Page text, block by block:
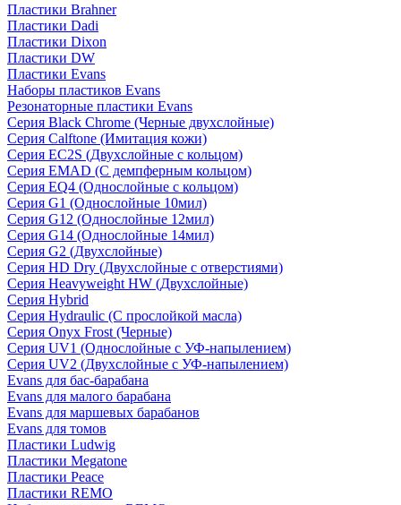
Пластики Brahner
Пластики Dadi
Пластики Dixon
Пластики DW
Пластики Evans
Наборы пластиков Evans
Резонаторные пластики Evans
Серия Black Chrome (Черные двухслойные)
Серия Calftone (Имитация кожи)
Серия EC2S (Двухслойные с кольцом)
Серия EMAD (С демпферным кольцом)
Серия EQ4 (Однослойные с кольцом)
Серия G1 (Однослойные 10мил)
Серия G12 (Однослойные 12мил)
Серия G14 (Однослойные 14мил)
Серия G2 (Двухслойные)
Серия HD Dry (Двухслойные с отверстиями)
Серия Heavyweight HW (Двухслойные)
Серия Hybrid
Серия Hydraulic (С прослойкой масла)
Серия Onyx Frost (Черные)
Серия UV1 (Однослойные с УФ-напылением)
Серия UV2 (Двухслойные с УФ-напылением)
Evans для бас-барабана
Evans для малого барабана
Evans для маршевых барабанов
Evans для томов
Пластики Ludwig
Пластики Megatone
Пластики Peace
Пластики REMO